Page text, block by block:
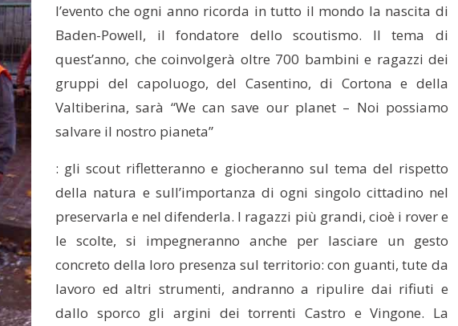
l’evento che ogni anno ricorda in tutto il mondo la nascita di
Baden-Powell, il fondatore dello scoutismo. Il tema di
quest’anno, che coinvolgerà oltre 700 bambini e ragazzi dei
gruppi del capoluogo, del Casentino, di Cortona e della
Valtiberina, sarà “We can save our planet – Noi possiamo
salvare il nostro pianeta”
: gli scout rifletteranno e giocheranno sul tema del rispetto
della natura e sull’importanza di ogni singolo cittadino nel
preservarla e nel difenderla. I ragazzi più grandi, cioè i rover e
le scolte, si impegneranno anche per lasciare un gesto
concreto della loro presenza sul territorio: con guanti, tute da
lavoro ed altri strumenti, andranno a ripulire dai rifiuti e
dallo sporco gli argini dei torrenti Castro e Vingone. La